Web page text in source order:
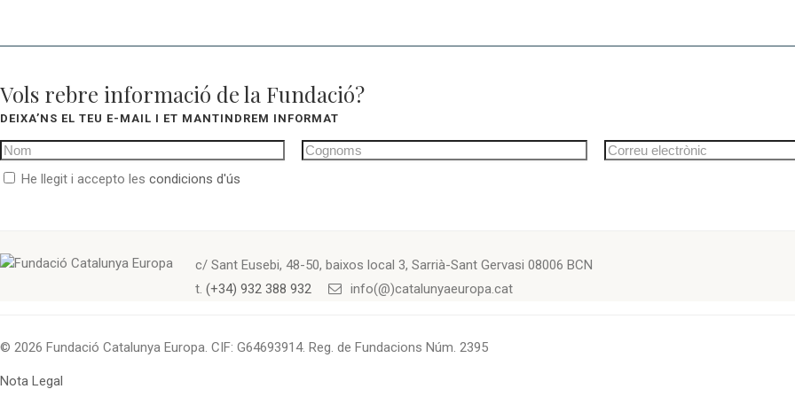
Vols rebre informació de la Fundació?
DEIXA’NS EL TEU E-MAIL I ET MANTINDREM INFORMAT
He llegit i accepto les condicions d'ús
c/ Sant Eusebi, 48-50, baixos local 3, Sarrià-Sant Gervasi 08006 BCN
t. (+34) 932 388 932 info(@)catalunyaeuropa.cat
© 2026 Fundació Catalunya Europa. CIF: G64693914. Reg. de Fundacions Núm. 2395
Nota Legal